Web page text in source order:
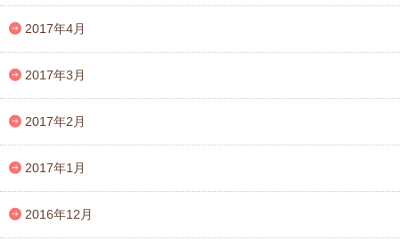
2017年4月
2017年3月
2017年2月
2017年1月
2016年12月